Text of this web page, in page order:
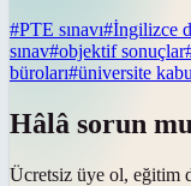
#PTE sınavı#İngilizce
sınav#objektif sonuçlar
büroları#üniversite
Hâlâ sorun
Ücretsiz üye ol, eğitim